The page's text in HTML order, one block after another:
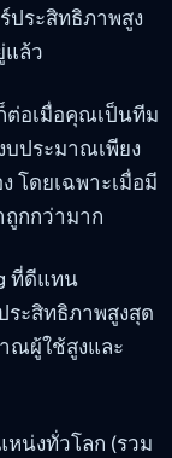
ประสิทธิภาพสูง
ล้ว
ต่อเมื่อคุณเป็นทีม
บประมาณเพียง
โดยเฉพาะเมื่อมี
ถูกกว่ามาก
ที่ดีแทน
ระสิทธิภาพสูงสุด
ณผู้ใช้สูงและ
หน่งทั่วโลก (รวม